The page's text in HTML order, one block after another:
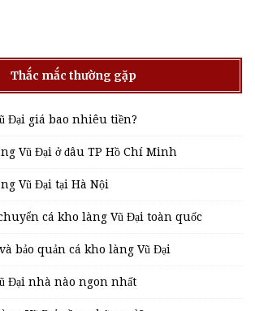
Thắc mắc thường gặp
Đại giá bao nhiêu tiền?
Vũ Đại ở đâu TP Hồ Chí Minh
Vũ Đại tại Hà Nội
cá kho làng Vũ Đại toàn quốc
bảo quản cá kho làng Vũ Đại
Đại nhà nào ngon nhất